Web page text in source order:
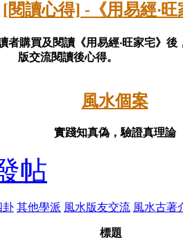
[閱讀心得] -《用易經‧旺
者購買及閱讀《用易經‧旺家宅》後
版交流閱讀後心得。
風水個案
實踐知真偽，驗證真理論
帖
卦 其他學派 風水版友交流 風水古著
標題